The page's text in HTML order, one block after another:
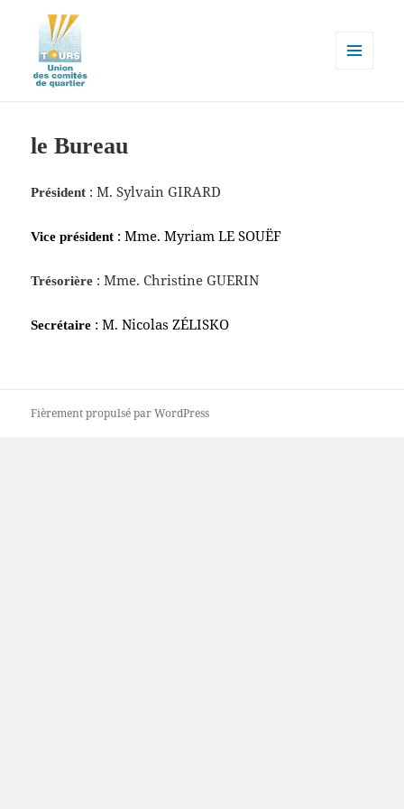
la ville de Tours
le Bureau
Président : M. Sylvain GIRARD
Vice président : Mme. Myriam LE SOUËF
Trésorière : Mme. Christine GUERIN
Secrétaire : M. Nicolas ZÉLISKO
Fièrement propulsé par WordPress